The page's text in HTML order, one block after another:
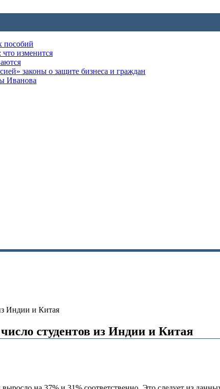
пособий
изменится
законы о защите бизнеса и граждан
Иванова
Индии и Китая
студентов из Индии и Китая